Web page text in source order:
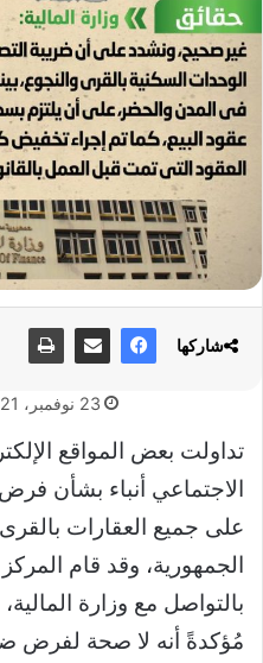
23 نوفمبر، 2021
تداولت بعض المواقع
الاجتماعي أنباء بشأن
على جميع العقارات
الجمهورية، وقد قام
بالتواصل مع وزارة
مُؤكدةً أنه لا صحة لفرض
شاركها